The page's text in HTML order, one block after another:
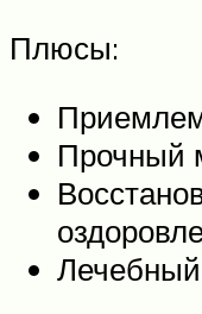
Плюсы:
Прочный